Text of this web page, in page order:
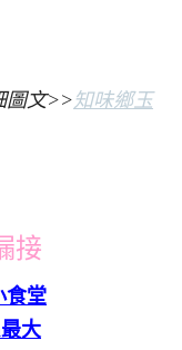
圖文>>知味鄉玉
接
食堂
大